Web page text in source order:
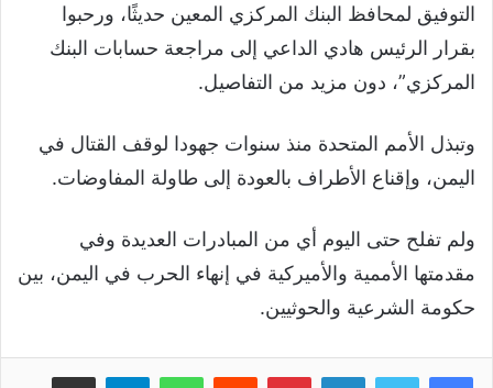
التوفيق لمحافظ البنك المركزي المعين حديثًا، ورحبوا
بقرار الرئيس هادي الداعي إلى مراجعة حسابات البنك
المركزي”، دون مزيد من التفاصيل.
وتبذل الأمم المتحدة منذ سنوات جهودا لوقف القتال في
اليمن، وإقناع الأطراف بالعودة إلى طاولة المفاوضات.
ولم تفلح حتى اليوم أي من المبادرات العديدة وفي
مقدمتها الأممية والأميركية في إنهاء الحرب في اليمن، بين
حكومة الشرعية والحوثيين.
لينكدإنبينتيريست واتسابتيلقرام مشاركة عبر البريد